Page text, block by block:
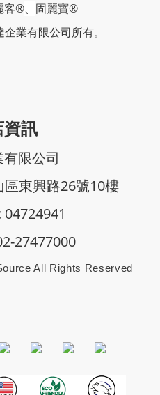
客®、 固麗寶®
企業有限公司所有。
訊
限公司
東興路26號10樓
27477000
All Rights Reserved